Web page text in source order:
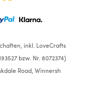
inkl. LoveCrafts
bzw. Nr. 8072374)
Road, Winnersh